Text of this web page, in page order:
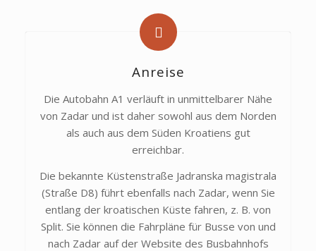
Anreise
Die Autobahn A1 verläuft in unmittelbarer Nähe
von Zadar und ist daher sowohl aus dem Norden
als auch aus dem Süden Kroatiens gut
erreichbar.
Die bekannte Küstenstraße Jadranska magistrala
(Straße D8) führt ebenfalls nach Zadar, wenn Sie
entlang der kroatischen Küste fahren, z. B. von
Split. Sie können die Fahrpläne für Busse von und
nach Zadar auf der Website des Busbahnhofs